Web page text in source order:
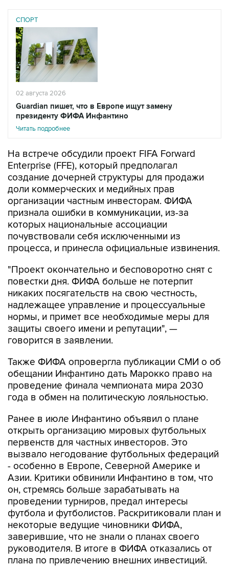
СПОРТ
02 августа 2026
Guardian пишет, что в Европе ищут замену
президенту ФИФА Инфантино
Читать подробнее
На встрече обсудили проект FIFA Forward
Enterprise (FFE), который предполагал
создание дочерней структуры для продажи
доли коммерческих и медийных прав
организации частным инвесторам. ФИФА
признала ошибки в коммуникации, из-за
которых национальные ассоциации
почувствовали себя исключенными из
процесса, и принесла официальные извинения.
"Проект окончательно и бесповоротно снят с
повестки дня. ФИФА больше не потерпит
никаких посягательств на свою честность,
надлежащее управление и процессуальные
нормы, и примет все необходимые меры для
защиты своего имени и репутации", —
говорится в заявлении.
Также ФИФА опровергла публикации СМИ о об
обещании Инфантино дать Марокко право на
проведение финала чемпионата мира 2030
года в обмен на политическую лояльностью.
Ранее в июле Инфантино объявил о плане
открыть организацию мировых футбольных
первенств для частных инвесторов. Это
вызвало негодование футбольных федераций
- особенно в Европе, Северной Америке и
Азии. Критики обвинили Инфантино в том, что
он, стремясь больше зарабатывать на
проведении турниров, предал интересы
футбола и футболистов. Раскритиковали план и
некоторые ведущие чиновники ФИФА,
заверившие, что не знали о планах своего
руководителя. В итоге в ФИФА отказались от
плана по привлечению внешних инвестиций.